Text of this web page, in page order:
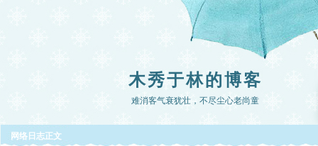
木秀于林的博客
难消客气衰犹壮，不尽尘心老尚童
网络日志正文